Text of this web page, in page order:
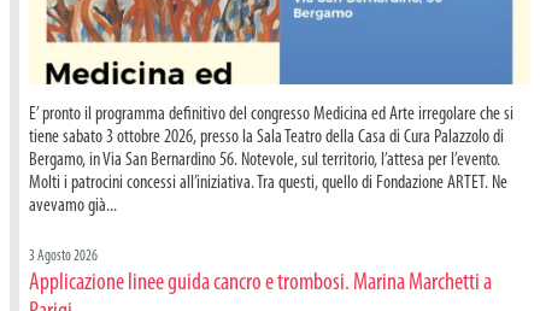
E’ pronto il programma definitivo del congresso Medicina ed Arte irregolare che si
tiene sabato 3 ottobre 2026, presso la Sala Teatro della Casa di Cura Palazzolo di
Bergamo, in Via San Bernardino 56. Notevole, sul territorio, l’attesa per l’evento.
Molti i patrocini concessi all’iniziativa. Tra questi, quello di Fondazione ARTET. Ne
avevamo già...
3 Agosto 2026
Applicazione linee guida cancro e trombosi. Marina Marchetti a